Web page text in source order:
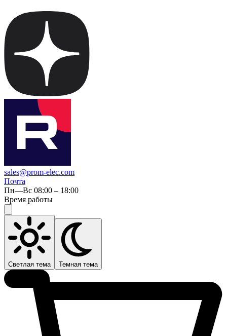
sales@prom-elec.com
Почта
Пн—Вс 08:00 – 18:00
Время работы
Светлая тема Темная тема